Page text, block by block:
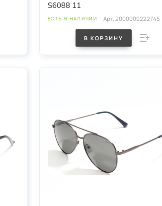
S6088 11
ЕСТЬ В НАЛИЧИИ Арт.2000000222745
В КОРЗИНУ